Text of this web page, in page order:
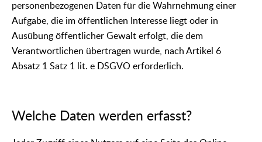
personenbezogenen Daten für die Wahrnehmung einer
Aufgabe, die im öffentlichen Interesse liegt oder in
Ausübung öffentlicher Gewalt erfolgt, die dem
Verantwortlichen übertragen wurde, nach Artikel 6
Absatz 1 Satz 1 lit. e DSGVO erforderlich.
Welche Daten werden erfasst?